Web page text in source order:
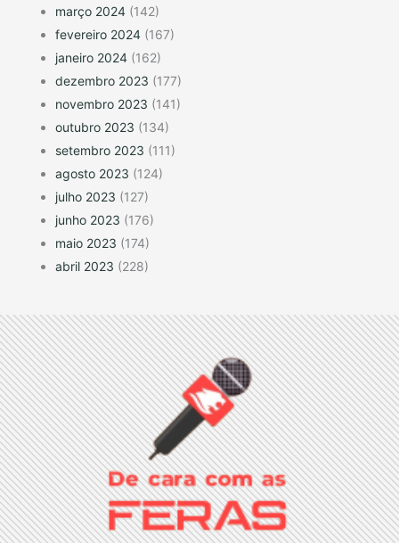
março 2024 (142)
fevereiro 2024 (167)
janeiro 2024 (162)
dezembro 2023 (177)
novembro 2023 (141)
outubro 2023 (134)
setembro 2023 (111)
agosto 2023 (124)
julho 2023 (127)
junho 2023 (176)
maio 2023 (174)
abril 2023 (228)